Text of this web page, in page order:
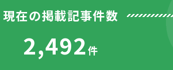
現在の掲載記事件数
2,492件